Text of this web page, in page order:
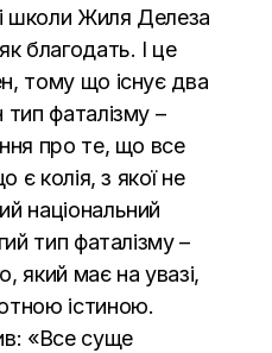
школи Жиля Делеза
благодать. І це
тому що існує два
фаталізму –
про те, що все
є колія, з якої не
національний
тип фаталізму –
який має на увазі,
істиною.
«Все суще